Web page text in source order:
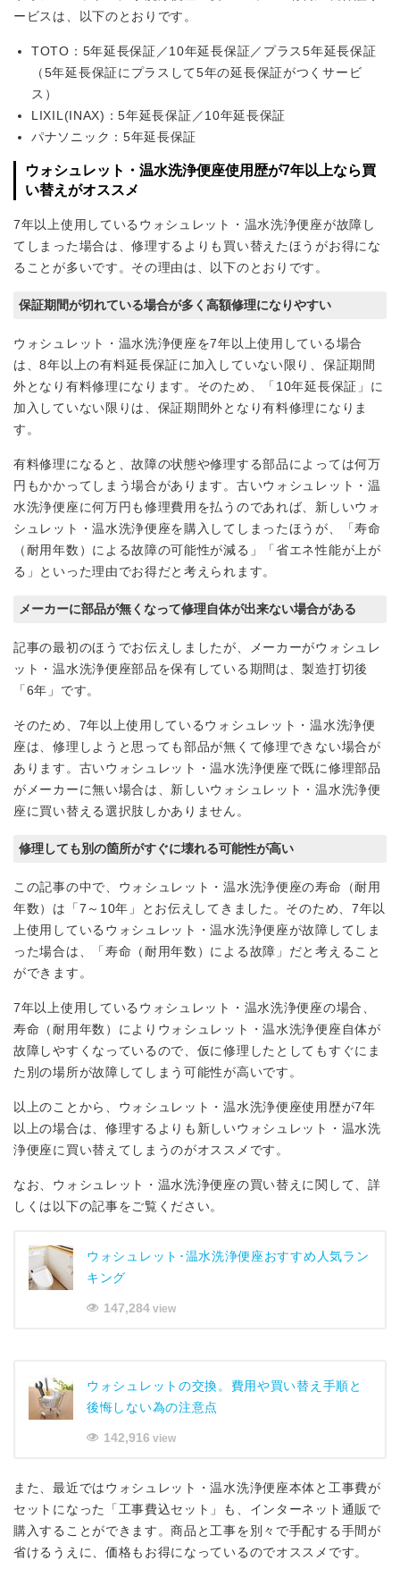
ービスは、以下のとおりです。
TOTO：5年延長保証／10年延長保証／プラス5年延長保証
（5年延長保証にプラスして5年の延長保証がつくサービ
ス）
LIXIL(INAX)：5年延長保証／10年延長保証
パナソニック：5年延長保証
ウォシュレット・温水洗浄便座使用歴が7年以上なら買
い替えがオススメ
7年以上使用しているウォシュレット・温水洗浄便座が故障し
てしまった場合は、修理するよりも買い替えたほうがお得にな
ることが多いです。その理由は、以下のとおりです。
保証期間が切れている場合が多く高額修理になりやすい
ウォシュレット・温水洗浄便座を7年以上使用している場合
は、8年以上の有料延長保証に加入していない限り、保証期間
外となり有料修理になります。そのため、「10年延長保証」に
加入していない限りは、保証期間外となり有料修理になりま
す。
有料修理になると、故障の状態や修理する部品によっては何万
円もかかってしまう場合があります。古いウォシュレット・温
水洗浄便座に何万円も修理費用を払うのであれば、新しいウォ
シュレット・温水洗浄便座を購入してしまったほうが、「寿命
（耐用年数）による故障の可能性が減る」「省エネ性能が上が
る」といった理由でお得だと考えられます。
メーカーに部品が無くなって修理自体が出来ない場合がある
記事の最初のほうでお伝えしましたが、メーカーがウォシュレ
ット・温水洗浄便座部品を保有している期間は、製造打切後
「6年」です。
そのため、7年以上使用しているウォシュレット・温水洗浄便
座は、修理しようと思っても部品が無くて修理できない場合が
あります。古いウォシュレット・温水洗浄便座で既に修理部品
がメーカーに無い場合は、新しいウォシュレット・温水洗浄便
座に買い替える選択肢しかありません。
修理しても別の箇所がすぐに壊れる可能性が高い
この記事の中で、ウォシュレット・温水洗浄便座の寿命（耐用
年数）は「7～10年」とお伝えしてきました。そのため、7年以
上使用しているウォシュレット・温水洗浄便座が故障してしま
った場合は、「寿命（耐用年数）による故障」だと考えること
ができます。
7年以上使用しているウォシュレット・温水洗浄便座の場合、
寿命（耐用年数）によりウォシュレット・温水洗浄便座自体が
故障しやすくなっているので、仮に修理したとしてもすぐにま
た別の場所が故障してしまう可能性が高いです。
以上のことから、ウォシュレット・温水洗浄便座使用歴が7年
以上の場合は、修理するよりも新しいウォシュレット・温水洗
浄便座に買い替えてしまうのがオススメです。
なお、ウォシュレット・温水洗浄便座の買い替えに関して、詳
しくは以下の記事をご覧ください。
ウォシュレット･温水洗浄便座おすすめ人気ラン
キング
147,284 view
ウォシュレットの交換。費用や買い替え手順と
後悔しない為の注意点
142,916 view
また、最近ではウォシュレット・温水洗浄便座本体と工事費が
セットになった「工事費込セット」も、インターネット通販で
購入することができます。商品と工事を別々で手配する手間が
省けるうえに、価格もお得になっているのでオススメです。